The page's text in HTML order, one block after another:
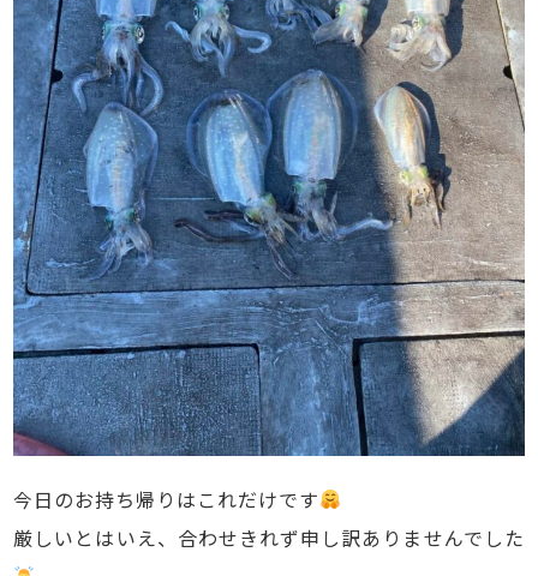
今日のお持ち帰りはこれだけです
厳しいとはいえ、合わせきれず申し訳ありませんでした